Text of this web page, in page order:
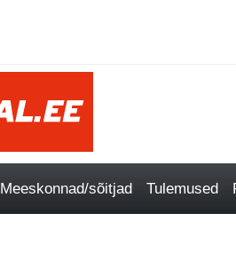
Meeskonnad/sõitjad Tulemused